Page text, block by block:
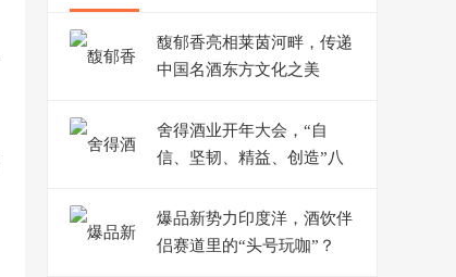
馥郁香亮相莱茵河畔，传递
中国名酒东方文化之美
舍得酒业开年大会，“自
信、坚韧、精益、创造”八
爆品新势力印度洋，酒饮伴
侣赛道里的“头号玩咖”？